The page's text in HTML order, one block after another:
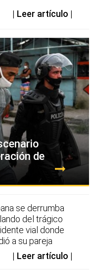
Leer artículo
de
se derrumba
del trágico
vial donde
a su pareja
Leer artículo